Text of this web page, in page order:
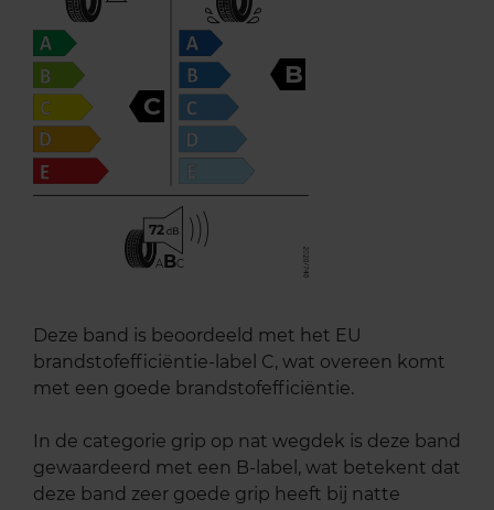
C
B
72
ABC
Deze band is beoordeeld met het EU
brandstofefficiëntie-label C, wat overeen komt
met een goede brandstofefficiëntie.
In de categorie grip op nat wegdek is deze band
gewaardeerd met een B-label, wat betekent dat
deze band zeer goede grip heeft bij natte